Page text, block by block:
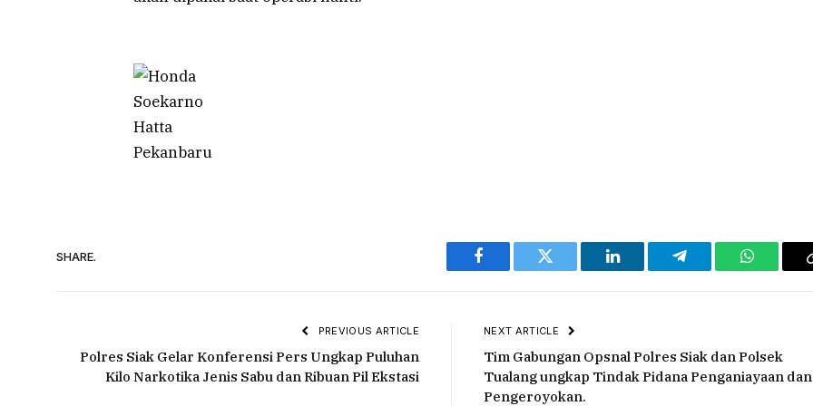
SHARE.
Facebook Twitter LinkedIn Telegram
PREVIOUS ARTICLE
Polres Siak Gelar Konferensi Pers Ungkap Puluhan
Kilo Narkotika Jenis Sabu dan Ribuan Pil Ekstasi
NEXT ARTICLE
Tim Gabungan Opsnal Polres Siak dan Polsek
Tualang ungkap Tindak Pidana Penganiayaan dan
Pengeroyokan.